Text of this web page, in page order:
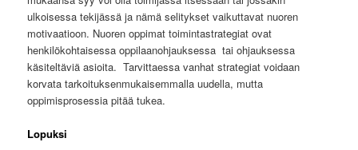
ulkoisessa tekijässä ja nämä selitykset vaikuttavat nuoren
motivaatioon. Nuoren oppimat toimintastrategiat ovat
henkilökohtaisessa oppilaanohjauksessa tai ohjauksessa
käsiteltäviä asioita. Tarvittaessa vanhat strategiat voidaan
korvata tarkoituksenmukaisemmalla uudella, mutta
oppimisprosessia pitää tukea.
Lopuksi